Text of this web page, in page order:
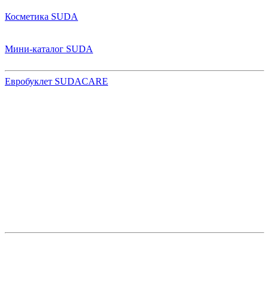
Косметика SUDA
Мини-каталог SUDA
Евробуклет SUDACARE